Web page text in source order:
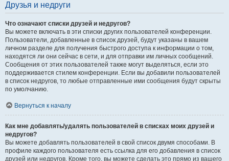
Друзья и недруги
Что означают списки друзей и недругов?
Вы можете включать в эти списки других пользователей конференции.
Пользователи, добавленные в список друзей, будут указаны в вашем
личном разделе для получения быстрого доступа к информации о том,
находятся ли они сейчас в сети, и для отправки им личных сообщений.
Сообщения от этих пользователей также могут выделяться, если это
поддерживается стилем конференции. Если вы добавили пользователей
в список недругов, то любые отправленные ими сообщения будут скрыты
по умолчанию.
Вернуться к началу
Как мне добавлять/удалять пользователей в списках моих друзей и
недругов?
Вы можете добавлять пользователей в свой список двумя способами. В
профиле каждого пользователя есть ссылка для его добавления в список
друзей или недругов. Кроме того, вы можете сделать это прямо из вашего